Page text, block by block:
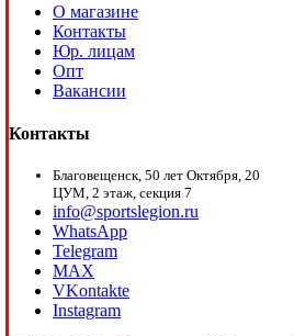
О магазине
Контакты
Юр. лицам
Опт
Вакансии
Контакты
Благовещенск, 50 лет Октября, 20
ЦУМ, 2 этаж, секция 7
info@sportslegion.ru
WhatsApp
Telegram
MAX
VKontakte
Instagram